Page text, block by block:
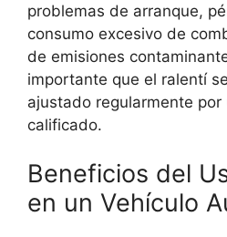
problemas de arranque,
consumo excesivo de
de emisiones
importante que el ralentí
ajustado regularmente por
calificado.
Beneficios del
en un Vehículo